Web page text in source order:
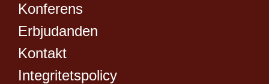
Konferens
Erbjudanden
Kontakt
Integritetspolicy